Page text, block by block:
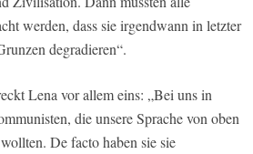
werden, dass sie irgendwann in letzter
degradieren“.
Lena vor allem eins: „Bei uns in
die unsere Sprache von oben
De facto haben sie sie